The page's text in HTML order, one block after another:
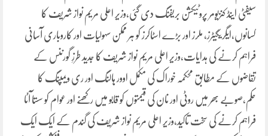
سیفٹی اینڈ کنزیومر پروٹیکشن بریفنگ دی گئی،وزیر اعلی مریم نواز شریف کا
کسانوں،ایگریگیٹرز، ملرز اور بڑے اسٹاکرز کو ہر ممکن سہولیات اور کاروباری آسانی
فراہم کرنے کی ہدایات،وزیر اعلی مریم نواز شریف کا جدید طرزِ گورننس کے
تقاضوں کے مطابق محکمہ خوراک کی مکمل اوور ہالنگ اور ری ویمپنگ کا
حکم،صوبے بھر میں روٹی اور نان کی قیمتوں کو قابو میں رکھنے اور عوام کو سستا آٹا
فراہم کرنے کی سخت تاکید،وزیر اعلی مریم نواز شریف کی گندم کے ایک ایک